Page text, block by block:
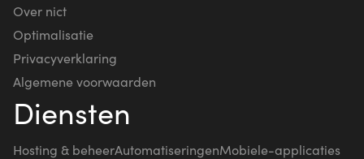
Over nict
Optimalisatie
Privacyverklaring
Algemene voorwaarden
Diensten
Hosting & beheerAutomatiseringenMobiele-applicaties